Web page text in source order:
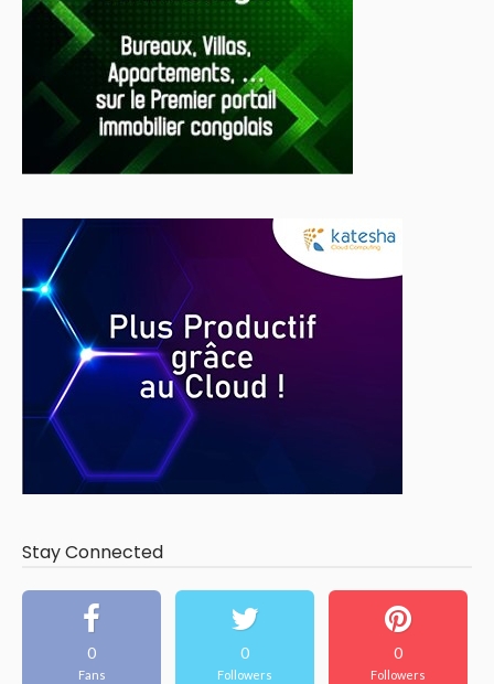
Stay Connected
0
Fans
0
Followers
0
Followers